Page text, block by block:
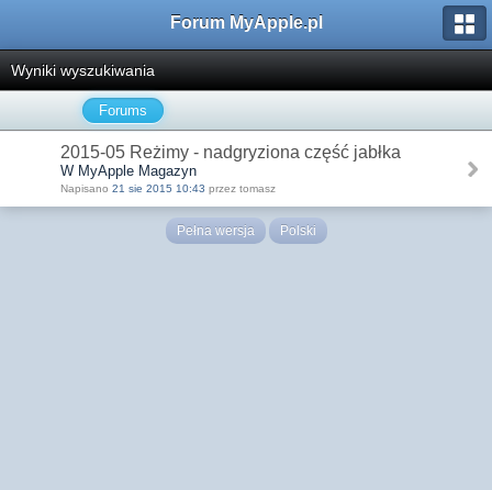
Forum MyApple.pl
Wyniki wyszukiwania
Forums
2015-05 Reżimy - nadgryziona część jabłka
W MyApple Magazyn
Napisano 21 sie 2015 10:43 przez tomasz
Pełna wersja Polski